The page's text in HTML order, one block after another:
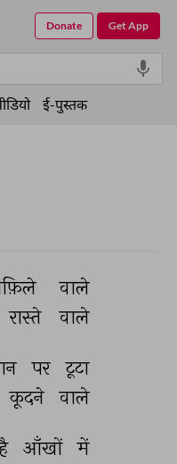
वाले
रास्ते वाले
पर
टूटा
कूदने वाले
आँखों में
Get App
Donate
ई-पुस्तक